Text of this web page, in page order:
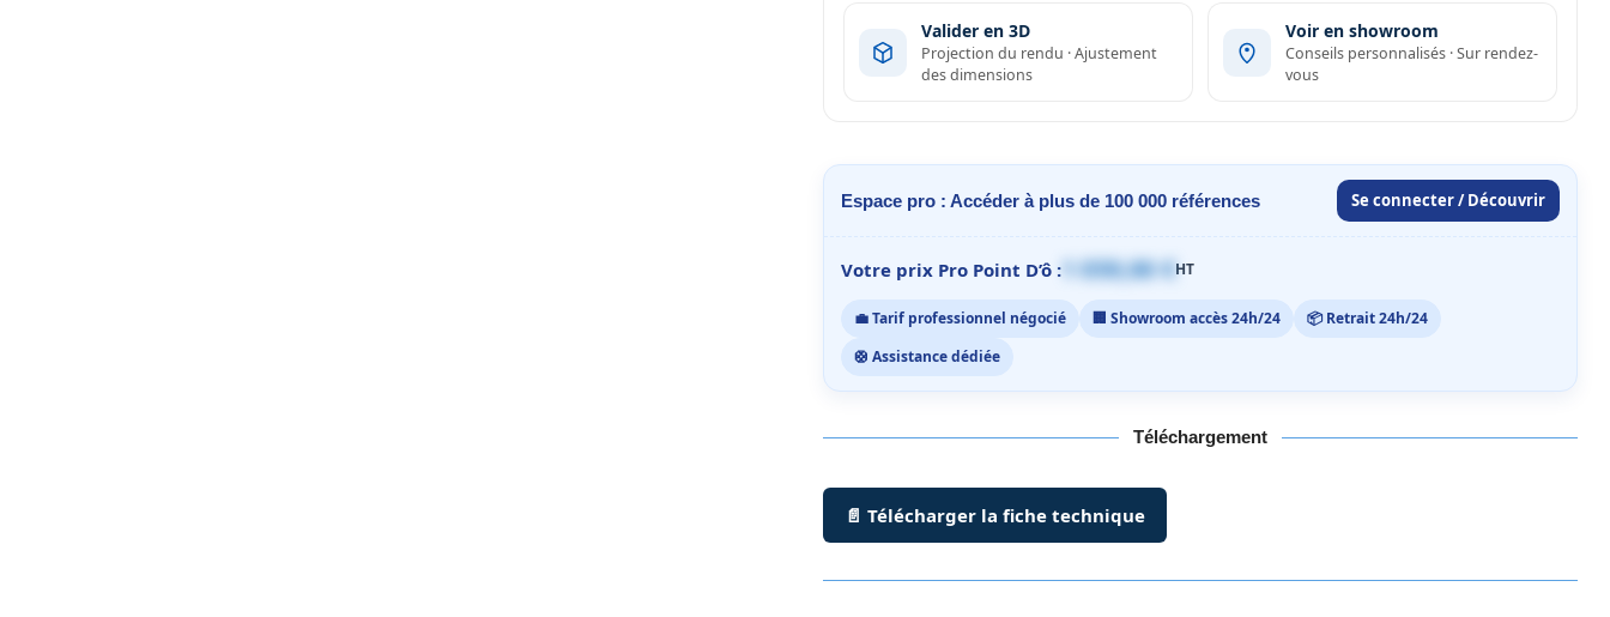
Valider en 3D
Projection du rendu · Ajustement
des dimensions
Voir en showroom
Conseils personnalisés · Sur rendez-
vous
Espace pro : Accéder à plus de 100 000 références Se connecter / Découvrir
Votre prix Pro Point D’ô : 1 059,00 €HT
💼 Tarif professionnel négocié 🏢 Showroom accès 24h/24
📦 Retrait 24h/24
🛟 Assistance dédiée
Téléchargement
📄 Télécharger la fiche technique